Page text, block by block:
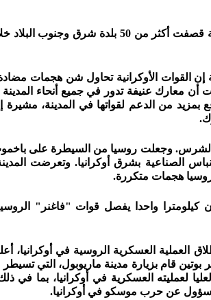
وأشارت إلى أن القوات الجوية الروسية قصفت أكثر من 50 بلدة
إن القوات الأوكرانية تحاول شن هجمات
معارك عنيفة تدور في جميع أنحاء المدينة
بمزيد من الدعم لقواتها في المدينة،
الشرس. وجعلت روسيا من السيطرة على
الصناعية بشرق أوكرانيا. وتعرضت
روسيا هجمات متكررة.
كيلومترا واحدا يفصل قوات "فاغنر"
العملية العسكرية الروسية في أوكرانيا،
بوتين قام بزيارة مدينة ماريوبول، التي تسيطر
لعمليته العسكرية في أوكرانيا، بما في
عن حرب موسكو في أوكرانيا.